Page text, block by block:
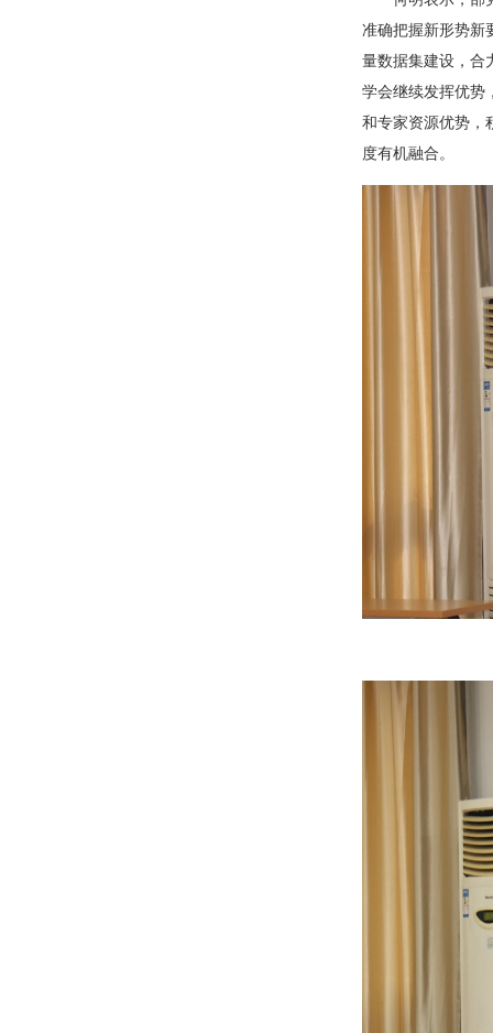
准确把握新形势新
量数据集建设，合
学会继续发挥优势
和专家资源优势，
度有机融合。